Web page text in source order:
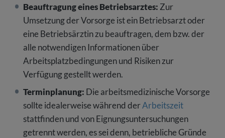
Beauftragung eines Betriebsarztes: Zur
Umsetzung der Vorsorge ist ein Betriebsarzt oder
eine Betriebsärztin zu beauftragen, dem bzw. der
alle notwendigen Informationen über
Arbeitsplatzbedingungen und Risiken zur
Verfügung gestellt werden.
Terminplanung: Die arbeitsmedizinische Vorsorge
sollte idealerweise während derArbeitszeit
stattfinden und von Eignungsuntersuchungen
getrennt werden, es sei denn, betriebliche Gründe